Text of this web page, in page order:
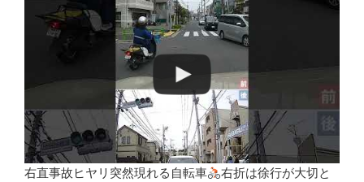
右直事故ヒヤリ突然現れる自転車
右折は徐行が大切と